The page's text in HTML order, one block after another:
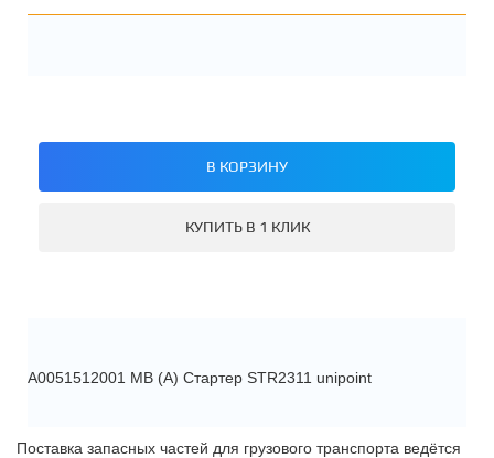
В КОРЗИНУ
КУПИТЬ В 1 КЛИК
A0051512001 MB (A) Стартер STR2311 unipoint
Поставка запасных частей для грузового транспорта ведётся